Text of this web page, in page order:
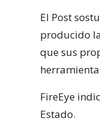
El Post
producido
que sus
FireEye
Estado.